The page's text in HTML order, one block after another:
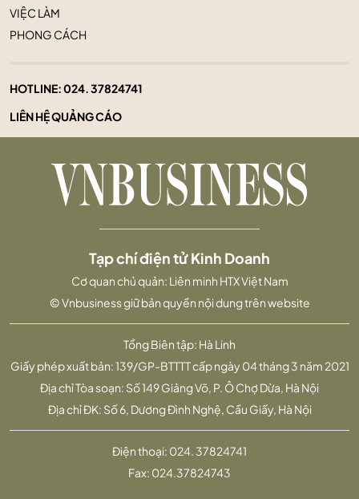
VIỆC LÀM
PHONG CÁCH
HOTLINE:024. 37824741
LIÊN HỆ QUẢNG CÁO
Tổng Biên tập: Hà Linh
Giấy phép xuất bản: 139/GP-BTTTT cấp ngày 04 tháng 3 năm 2021
Địa chỉ Tòa soạn: Số 149 Giảng Võ, P. Ô Chợ Dừa, Hà Nội
Địa chỉ ĐK: Số 6, Dương Đình Nghệ, Cầu Giấy, Hà Nội
Tạp chí điện tử Kinh Doanh
Cơ quan chủ quản: Liên minh HTX Việt Nam
© Vnbusiness giữ bản quyền nội dung trên website
Điện thoại: 024. 37824741
Fax: 024.37824743